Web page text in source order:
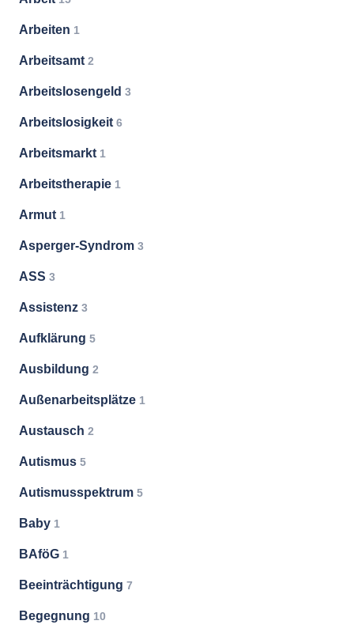
Arbeiten 1
Arbeitsamt 2
Arbeitslosengeld 3
Arbeitslosigkeit 6
Arbeitsmarkt 1
Arbeitstherapie 1
Armut 1
Asperger-Syndrom 3
ASS 3
Assistenz 3
Aufklärung 5
Ausbildung 2
Außenarbeitsplätze 1
Austausch 2
Autismus 5
Autismusspektrum 5
Baby 1
BAföG 1
Beeinträchtigung 7
Begegnung 10